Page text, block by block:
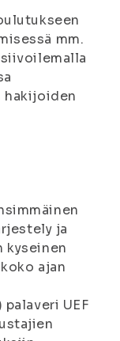
mm.
hakijoiden
ja
kyseinen
ajan
UEF